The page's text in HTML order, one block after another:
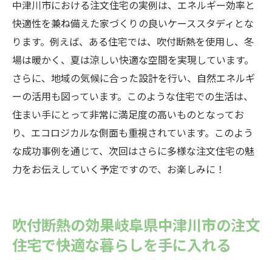
中津川市における注文住宅の実例は、エネルギー効率と
快適性を兼ね備えた家づくりの良いケーススタディとな
ります。例えば、ある住宅では、吹付断熱を使用し、冬
場は暖かく、夏は涼しい快適な空間を実現しています。
さらに、地域の気候に合った設計を行い、自然エネルギ
ーの活用も図っています。このような住宅での生活は、
住まい手にとって非常に満足度の高いものとなってお
り、エコロジカルな側面も重視されています。このよう
な成功事例を通じて、次回はさらに多様な注文住宅の魅
力をお伝えしていく予定ですので、お楽しみに！
吹付断熱の効果岐阜県中津川市の注文
住宅で快適な暮らしを手に入れる